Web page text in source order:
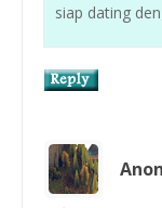
siap dating